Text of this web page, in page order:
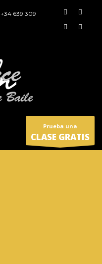
+34 639 309
Prueba una
CLASE GRATIS